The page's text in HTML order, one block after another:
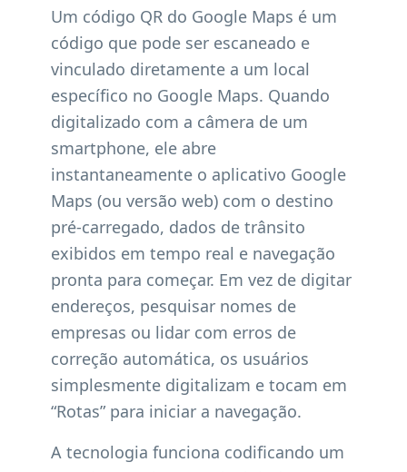
Um código QR do Google Maps é um
código que pode ser escaneado e
vinculado diretamente a um local
específico no Google Maps. Quando
digitalizado com a câmera de um
smartphone, ele abre
instantaneamente o aplicativo Google
Maps (ou versão web) com o destino
pré-carregado, dados de trânsito
exibidos em tempo real e navegação
pronta para começar. Em vez de digitar
endereços, pesquisar nomes de
empresas ou lidar com erros de
correção automática, os usuários
simplesmente digitalizam e tocam em
“Rotas” para iniciar a navegação.
A tecnologia funciona codificando um